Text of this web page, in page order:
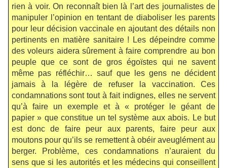
rien à voir. On reconnaît bien là l’art des journalistes de
manipuler l’opinion en tentant de diaboliser les parents
pour leur décision vaccinale en ajoutant des détails non
pertinents en matière sanitaire ! Les dépeindre comme
des voleurs aidera sûrement à faire comprendre au bon
peuple que ce sont de gros égoïstes qui ne savent
même pas réfléchir… sauf que les gens ne décident
jamais à la légère de refuser la vaccination. Ces
condamnations sont tout à fait indignes, elles ne servent
qu’à faire un exemple et à « protéger le géant de
papier » que constitue un tel système aux abois. Le but
est donc de faire peur aux parents, faire peur aux
moutons pour qu’ils se remettent à obéir aveuglément au
berger. Problème, ces condamnations n’auraient du
sens que si les autorités et les médecins qui conseillent